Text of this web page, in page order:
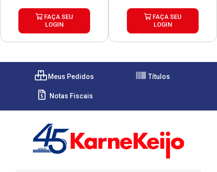
FAÇA SEU
LOGIN
FAÇA SEU
LOGIN
Meus Pedidos Títulos
Notas Fiscais